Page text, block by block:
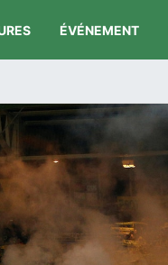
ÉVÉNEMENT